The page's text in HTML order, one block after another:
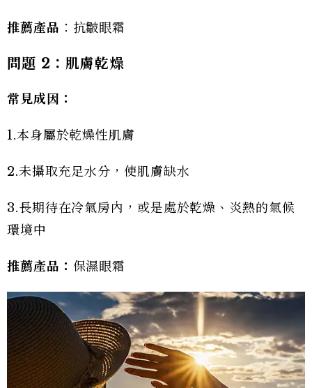
推薦產品 ：抗皺眼霜
問題 2：肌膚乾燥
常見成因：
1.本身屬於乾燥性肌膚
2.未攝取充足水分，使肌膚缺水
3.長期待在冷氣房內，或是處於乾燥、炎熱的氣候
環境中
推薦產品： 保濕眼霜